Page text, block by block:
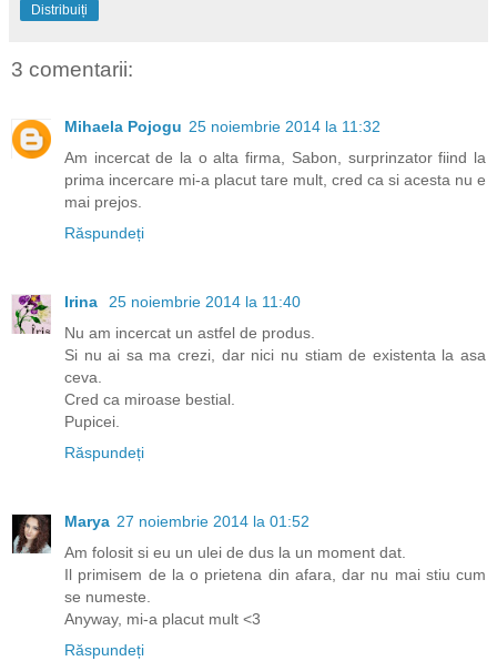
Distribuiți
3 comentarii:
Mihaela Pojogu 25 noiembrie 2014 la 11:32
Am incercat de la o alta firma, Sabon, surprinzator fiind la
prima incercare mi-a placut tare mult, cred ca si acesta nu e
mai prejos.
Răspundeți
Irina
25 noiembrie 2014 la 11:40
Nu am incercat un astfel de produs.
Si nu ai sa ma crezi, dar nici nu stiam de existenta la asa
ceva.
Cred ca miroase bestial.
Pupicei.
Răspundeți
Marya 27 noiembrie 2014 la 01:52
Am folosit si eu un ulei de dus la un moment dat.
Il primisem de la o prietena din afara, dar nu mai stiu cum
se numeste.
Anyway, mi-a placut mult <3
Răspundeți